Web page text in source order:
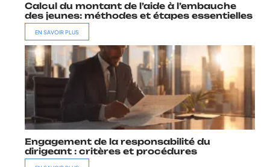
Calcul du montant de l’aide à l’embauche
des jeunes: méthodes et étapes essentielles
EN SAVOIR PLUS
Engagement de la responsabilité du
dirigeant : critères et procédures